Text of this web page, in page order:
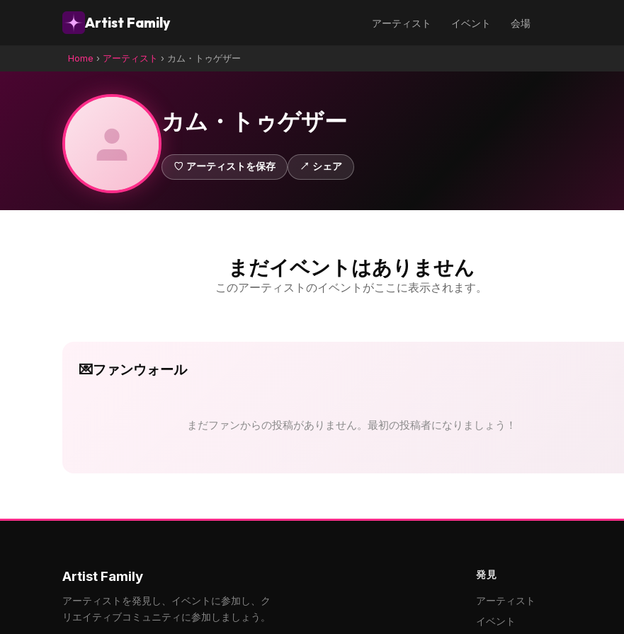
Artist Family アーティスト イベント 会場
Home › アーティスト › カム・トゥゲザー
カム・トゥゲザー
♡ アーティストを保存 ↗ シェア
まだイベントはありません
このアーティストのイベントがここに表示されます。
💌ファンウォール
まだファンからの投稿がありません。最初の投稿者になりましょう！
Artist Family
アーティストを発見し、イベントに参加し、ク
リエイティブコミュニティに参加しましょう。
発見
アーティスト
イベント